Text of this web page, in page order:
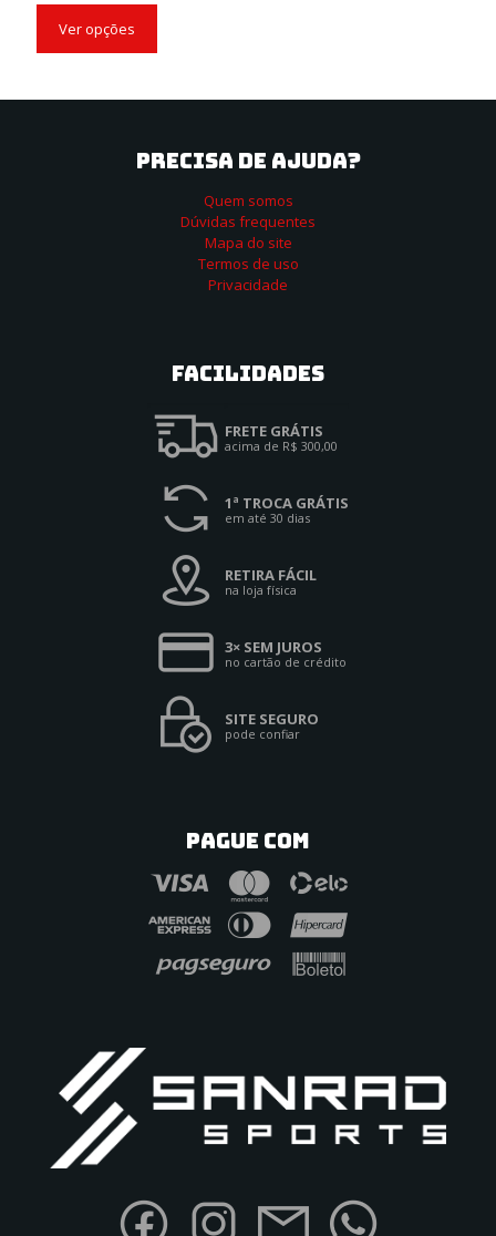
Ver opções
PRECISA DE AJUDA?
Quem somos
Dúvidas frequentes
Mapa do site
Termos de uso
Privacidade
Facilidades
FRETE GRÁTIS
acima de R$ 300,00
1ª TROCA GRÁTIS
em até 30 dias
RETIRA FÁCIL
na loja física
3× SEM JUROS
no cartão de crédito
SITE SEGURO
pode confiar
PAGUE COM